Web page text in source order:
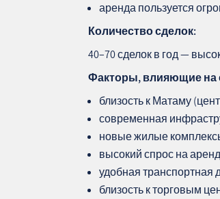
аренда пользуется
Количество сделок:
40–70 сделок в год —
Факторы, влияющие на
близость к Матаму
современная
новые жилые
высокий спрос на
удобная транспортная
близость к торговым